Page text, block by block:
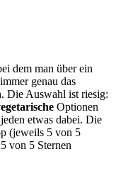
dem man über ein
genau das
Die Auswahl ist riesig:
Optionen
etwas dabei. Die
(jeweils 5 von 5
von 5 Sternen